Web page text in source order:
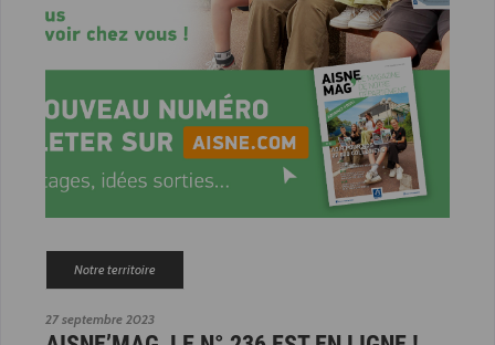
27 septembre 2023
Notre territoire